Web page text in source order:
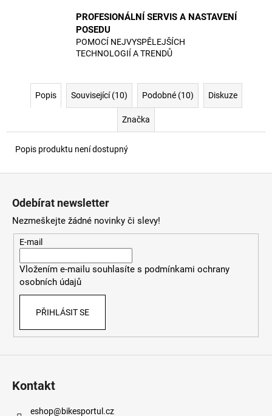
PROFESIONÁLNÍ SERVIS A NASTAVENÍ
POSEDU
POMOCÍ NEJVYSPĚLEJŠÍCH
TECHNOLOGIÍ A TRENDŮ
Popis Související (10) Podobné (10) Diskuze
Značka
Popis produktu není dostupný
Odebírat newsletter
Nezmeškejte žádné novinky či slevy!
E-mail
Vložením e-mailu souhlasíte s podmínkami ochrany
osobních údajů
PŘIHLÁSIT SE
Kontakt
eshop@bikesportul.cz